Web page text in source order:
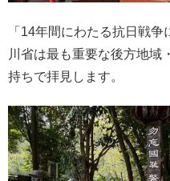
「14年間にわたる抗日戦
川省は最も重要な後方地域
持ちで拝見します。